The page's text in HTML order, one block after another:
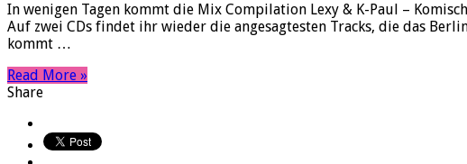
In wenigen Tagen kommt die Mix Compilation Lexy & K-Paul –
Auf zwei CDs findet ihr wieder die angesagtesten Tracks, die das
kommt …
Read More »
Share